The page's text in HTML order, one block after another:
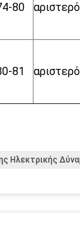
80
81
Ηλεκτρικής